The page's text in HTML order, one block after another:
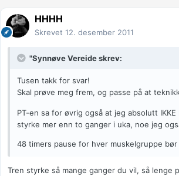
HHHH
Skrevet 12. desember 2011
"Synnøve Vereide skrev:
Tusen takk for svar!
Skal prøve meg frem, og passe på at
PT-en sa for øvrig også at jeg absolutt
styrke mer enn to ganger i uka, noe jeg
48 timers pause for hver muskelgruppe
Tren styrke så mange ganger du vil, så lenge